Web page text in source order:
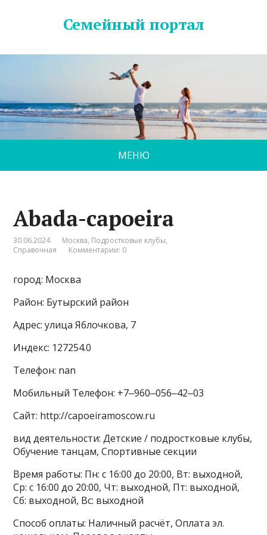
Семейный портал
МЕНЮ
Abada-capoeira
30.06.2024 Москва, Подростковые клубы,
Справочная
Комментарии: 0
город: Москва
Район: Бутырский район
Адрес: улица Яблочкова, 7
Индекс: 127254.0
Телефон: nan
Мобильный Телефон: +7‒960‒056‒42‒03
Сайт: http://capoeiramoscow.ru
вид деятельности: Детские / подростковые клубы,
Обучение танцам, Спортивные секции
Время работы: Пн: с 16:00 до 20:00, Вт: выходной,
Ср: с 16:00 до 20:00, Чт: выходной, Пт: выходной,
Сб: выходной, Вс: выходной
Способ оплаты: Наличный расчёт, Оплата эл.